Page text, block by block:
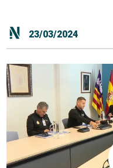
23/03/2024